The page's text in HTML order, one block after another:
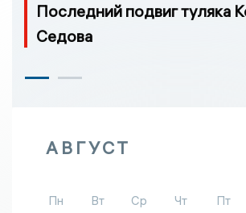
Последний подвиг туляка
Седова
АВГУСТ
Пн Вт Ср Чт Пт